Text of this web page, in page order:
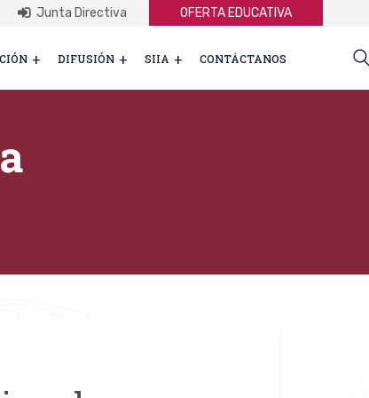
Junta Directiva OFERTA EDUCATIVA
DIFUSIÓN SIIA CONTÁCTANOS